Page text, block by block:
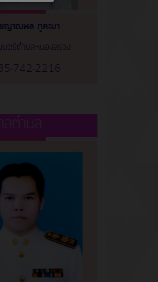
าณพล ภูคะมา
นตรีตำบลหนองสรวง
742-2216
ลตำบล